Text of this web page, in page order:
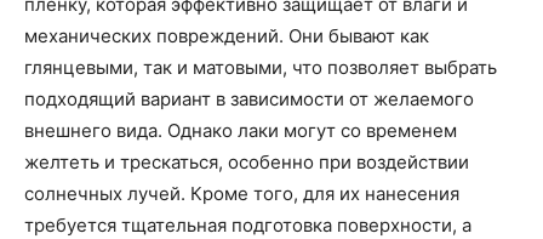
механических повреждений. Они бывают как
глянцевыми, так и матовыми, что позволяет выбрать
подходящий вариант в зависимости от желаемого
внешнего вида. Однако лаки могут со временем
желтеть и трескаться, особенно при воздействии
солнечных лучей. Кроме того, для их нанесения
требуется тщательная подготовка поверхности, а